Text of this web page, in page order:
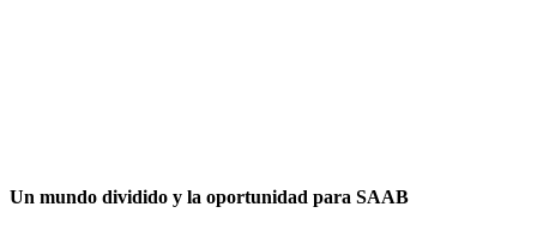
Un mundo dividido y la oportunidad para SAAB